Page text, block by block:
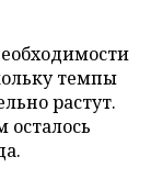
темпы
растут.
осталось